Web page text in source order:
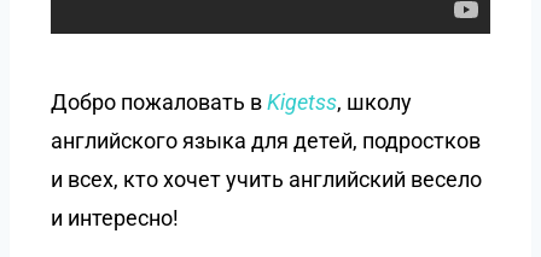
Добро пожаловать вKigetss, школу
английского языка для детей, подростков
и всех, кто хочет учить английский весело
и интересно!